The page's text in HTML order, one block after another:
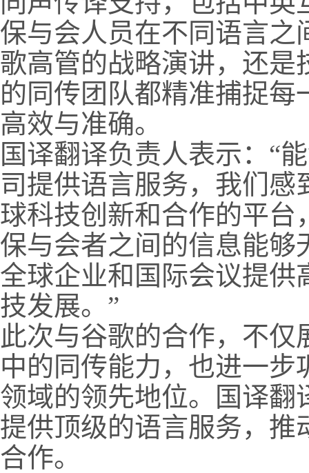
保与会人员在不同语言之
歌高管的战略演讲，还是
的同传团队都精准捕捉
高效与准确。
国译翻译负责人表示：“
司提供语言服务，我们
球科技创新和合作的平台
保与会者之间的信息能够
全球企业和国际会议提供
技发展。”
此次与谷歌的合作，不
中的同传能力，也进一
领域的领先地位。国译翻
提供顶级的语言服务，推
合作。